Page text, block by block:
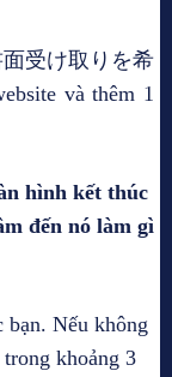
受け取りを希
và thêm 1
hình kết thúc
đến nó làm gì
Nếu không
khoảng 3